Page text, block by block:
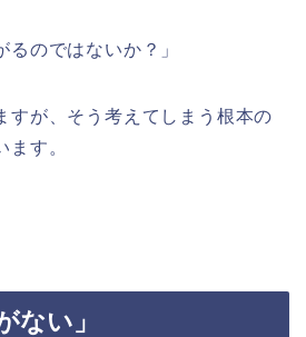
るのではないか？」
すが、そう考えてしまう根本の
ます。
ない」